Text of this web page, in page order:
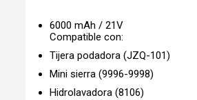
6000 mAh / 21V
Compatible con:
Tijera podadora (JZQ-101)
Mini sierra (9996-9998)
Hidrolavadora (8106)